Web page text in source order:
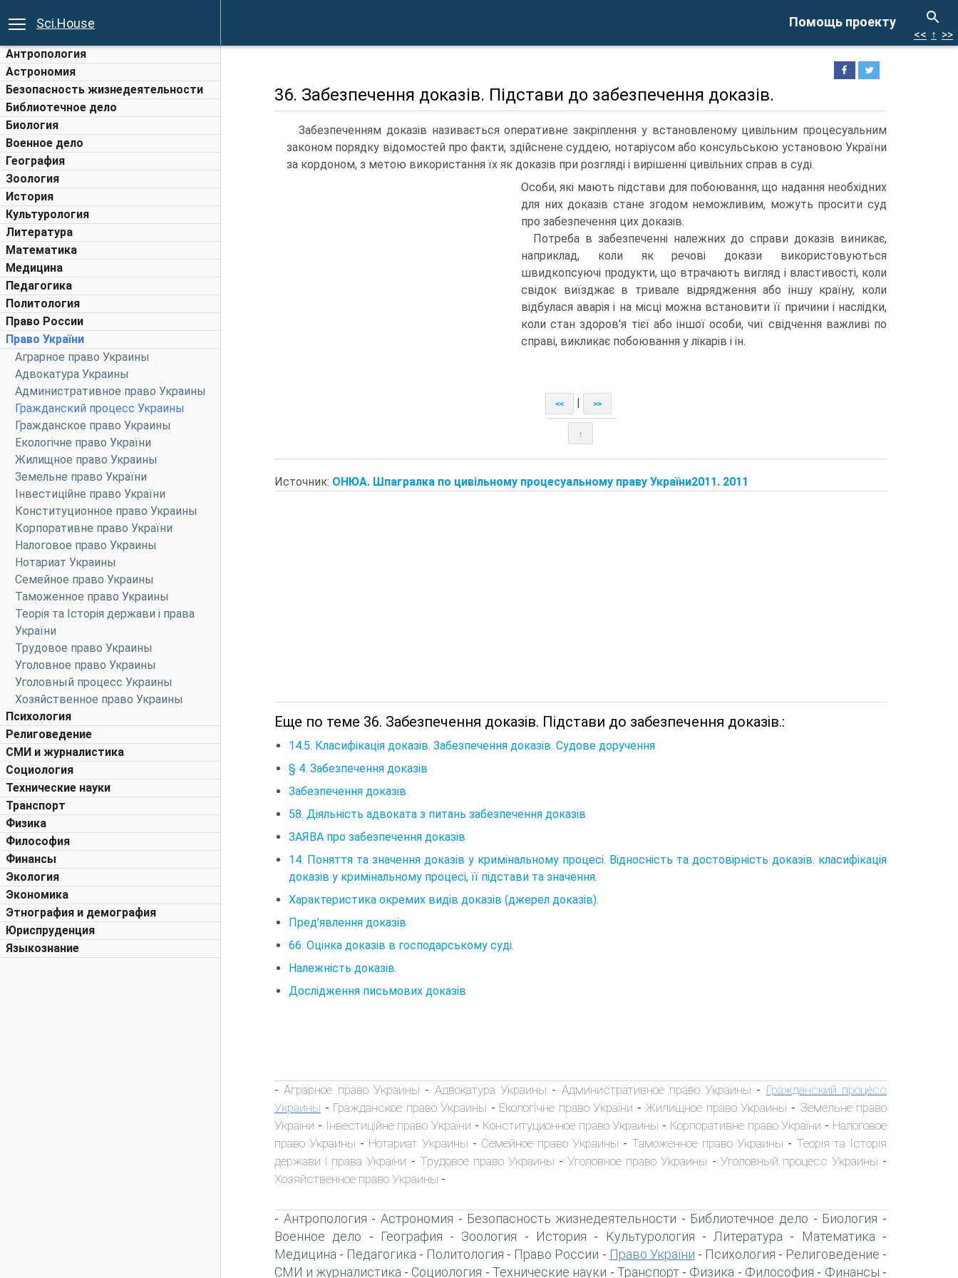
Помощь проекту
Sci.House
Антропология
Астрономия
Безопасность жизнедеятельности
Библиотечное дело
Биология
Военное дело
География
Зоология
История
Культурология
Литература
Математика
Медицина
Педагогика
Политология
Право России
Право України
Аграрное право Украины
Адвокатура Украины
Административное право Украины
Гражданский процесс Украины
Гражданское право Украины
Екологічне право України
Жилищное право Украины
Земельне право України
Інвестиційне право України
Конституционное право Украины
Корпоративне право України
Налоговое право Украины
Нотариат Украины
Семейное право Украины
Таможенное право Украины
Теорія та Історія держави і права
України
Трудовое право Украины
Уголовное право Украины
Уголовный процесс Украины
Хозяйственное право Украины
Психология
Религоведение
СМИ и журналистика
Социология
Технические науки
Транспорт
Физика
Философия
Финансы
Экология
Экономика
Этнография и демография
Юриспруденция
Языкознание
<< ↑ >>
36. Забезпечення доказів. Підстави до забезпечення доказів.
Забезпеченням доказів називається оперативне закріплення у встановленому цивільним процесуальним
законом порядку відомостей про факти, здійснене суддею, нотаріусом або консульською установою України
за кордоном, з метою використання їх як доказів при розгляді і вирішенні цивільних справ в суді.
Особи, які мають підстави для побоювання, що надання необхідних
для них доказів стане згодом неможливим, можуть просити суд
про забезпечення цих доказів.
Потреба в забезпеченні належних до справи доказів виникає,
наприклад, коли як речові докази використовуються
швидкопсуючі продукти, що втрачають вигляд і властивості, коли
свідок виїзджає в тривале відрядження або іншу країну, коли
відбулася аварія і на місці можна встановити її причини і наслідки,
коли стан здоров'я тієї або іншої особи, чиї свідчення важливі по
справі, викликає побоювання у лікарів і ін.
<< >>
↑
Источник: ОНЮА. Шпагралка по цивільному процесуальному праву України2011. 2011
Еще по теме 36. Забезпечення доказів. Підстави до забезпечення доказів.:
14.5. Класифікація доказів. Забезпечення доказів. Судове доручення
§ 4. Забезпечення доказів
Забезпечення доказів
58. Діяльність адвоката з питань забезпечення доказів
ЗАЯВА про забезпечення доказів
14. Поняття та значення доказів у кримінальному процесі. Відносність та достовірність доказів. класифікація
доказів у кримінальному процесі, її підстави та значення.
Характеристика окремих видів доказів (джерел доказів).
Пред'явлення доказів
66. Оцінка доказів в господарському суді.
Належність доказів.
Дослідження письмових доказів
-Аграрное право Украины - Адвокатура Украины - Административное право Украины - Гражданский процесс
Украины - Гражданское право Украины - Екологічне право України - Жилищное право Украины - Земельне право
України - Інвестиційне право України - Конституционное право Украины - Корпоративне право України - Налоговое
право Украины - Нотариат Украины - Семейное право Украины - Таможенное право Украины - Теорія та Історія
держави і права України - Трудовое право Украины -Уголовное право Украины - Уголовный процесс Украины -
Хозяйственное право Украины -
- Антропология -Астрономия - Безопасность жизнедеятельности - Библиотечное дело - Биология -
Военное дело - География - Зоология - История - Культурология - Литература - Математика -
Медицина - Педагогика - Политология - Право России - Право України - Психология - Религоведение -
СМИ и журналистика - Социология - Технические науки - Транспорт- Физика - Философия - Финансы -